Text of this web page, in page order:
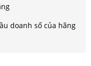
doanh số của hãng